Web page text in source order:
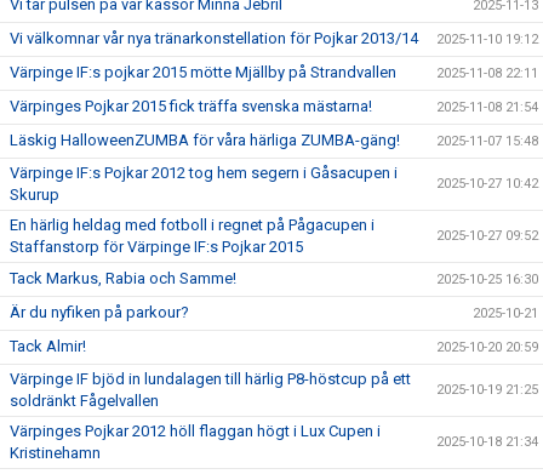
Vi tar pulsen på vår kassör Minna Jebril 2025-11-13
Vi välkomnar vår nya tränarkonstellation för Pojkar 2013/14 2025-11-10 19:12
Värpinge IF:s pojkar 2015 mötte Mjällby på Strandvallen 2025-11-08 22:11
Värpinges Pojkar 2015 fick träffa svenska mästarna! 2025-11-08 21:54
Läskig HalloweenZUMBA för våra härliga ZUMBA-gäng! 2025-11-07 15:48
Värpinge IF:s Pojkar 2012 tog hem segern i Gåsacupen i
Skurup
2025-10-27 10:42
En härlig heldag med fotboll i regnet på Pågacupen i
Staffanstorp för Värpinge IF:s Pojkar 2015
2025-10-27 09:52
Tack Markus, Rabia och Samme! 2025-10-25 16:30
Är du nyfiken på parkour? 2025-10-21
Tack Almir! 2025-10-20 20:59
Värpinge IF bjöd in lundalagen till härlig P8-höstcup på ett
soldränkt Fågelvallen
2025-10-19 21:25
Värpinges Pojkar 2012 höll flaggan högt i Lux Cupen i
Kristinehamn
2025-10-18 21:34